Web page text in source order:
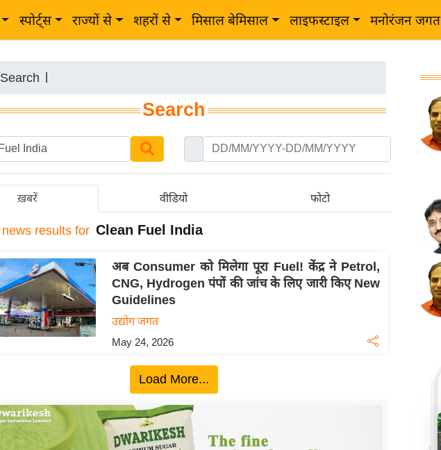
स्पोर्ट्स राज्यों से शहरों से मिसाल बेमिसाल लाइफस्टाइल मनोरंजन जगत
Search
Search
ख़बरें वीडियो फोटो
news results for Clean Fuel India
अब Consumer को मिलेगा पूरा Fuel! केंद्र ने Petrol,
CNG, Hydrogen पंपों की जांच के लिए जारी किए New
Guidelines
उद्योग जगत
May 24, 2026
Load More...